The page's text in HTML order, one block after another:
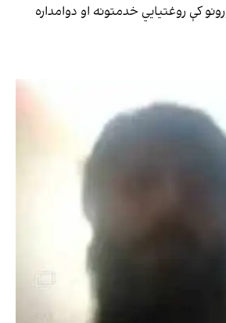
کې روغتیايي خدمتونه او دوامداره